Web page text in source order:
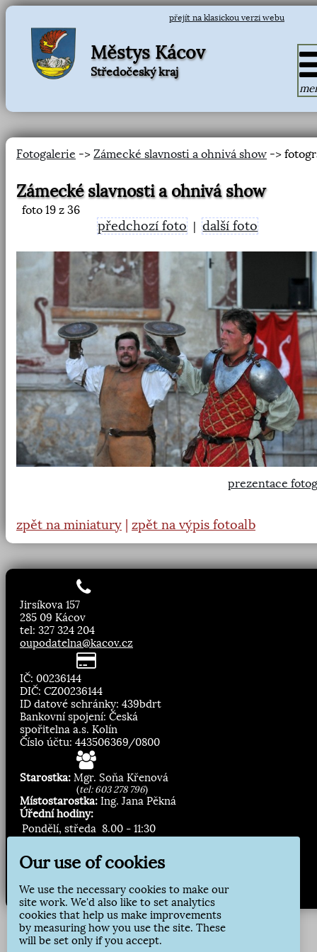
přejít na klasickou verzi webu
Městys Kácov
Středočeský kraj
Fotogalerie -> Zámecké slavnosti a ohnivá show ->
Zámecké slavnosti a ohnivá show
foto 19 z 36
předchozí foto |další foto
prezentace
zpět na miniatury zpět na výpis fotoalb
Jirsíkova 157
285 09 Kácov
tel: 327 324 204
oupodatelna@kacov.cz
IČ: 00236144
DIČ: CZ00236144
ID datové schránky: 439bdrt
Bankovní spojení: Česká
spořitelna a.s. Kolín
Číslo účtu: 443506369/0800
Starostka: Mgr. Soňa Křenová
(tel: 603 278 796)
Místostarostka: Ing. Jana Pěkná
Úřední hodiny:
Pondělí, středa 8.00 - 11:30
Přihlásit odběr
Our use of cookies
We use the necessary cookies to make our
site work. We'd also like to set analytics
cookies that help us make improvements
by measuring how you use the site. These
will be set only if you accept.